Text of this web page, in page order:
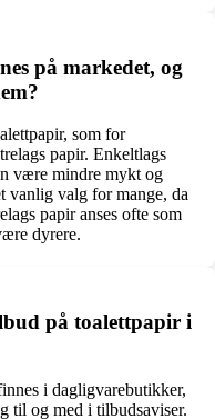
på markedet, og
som for
papir. Enkeltlags
være mindre mykt og
vanlig valg for mange, da
papir anses ofte som
dyrere.
på toalettpapir i
i dagligvarebutikker,
til og med i tilbudsaviser.